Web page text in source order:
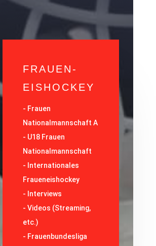
FRAUEN-
EISHOCKEY
- Frauen
Nationalmannschaft A
- U18 Frauen
Nationalmannschaft
- Internationales
Fraueneishockey
- Interviews
-Videos (Streaming,
etc.)
- Frauenbundesliga